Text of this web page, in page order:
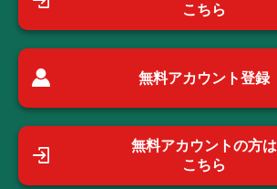
こちら
無料アカウント登録
無料アカウントの方は
こちら